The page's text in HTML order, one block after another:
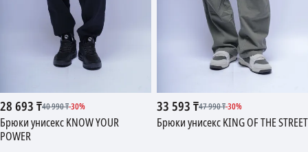
28 693₸40 990₸-30%
Брюки унисекс KNOW YOUR
POWER
33 593₸47 990₸-30%
Брюки унисекс KING OF THE STREET